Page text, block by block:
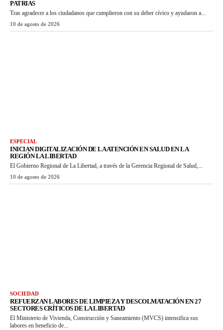
PATRIAS
Tras agradecer a los ciudadanos que cumplieron con su deber cívico y ayudaron a...
10 de agosto de 2026
ESPECIAL
INICIAN DIGITALIZACIÓN DE LA ATENCIÓN EN SALUD EN LA
REGIÓN LA LIBERTAD
El Gobierno Regional de La Libertad, a través de la Gerencia Regional de Salud,...
10 de agosto de 2026
SOCIEDAD
REFUERZAN LABORES DE LIMPIEZA Y DESCOLMATACIÓN EN 27
SECTORES CRÍTICOS DE LA LIBERTAD
El Ministerio de Vivienda, Construcción y Saneamiento (MVCS) intensifica sus
labores en beneficio de...